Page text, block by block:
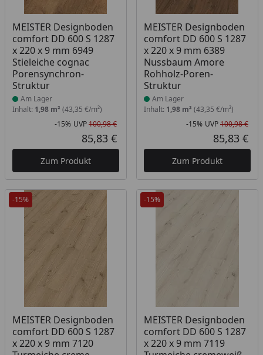
MEISTER Designboden
comfort DD 600 S 1287
x 220 x 9 mm 6949
Stieleiche cognac
Porensynchron-
Struktur
Produkt am Lager
Am Lager
Inhalt: 1,98 m² (43,35 €/m²)
Rabatt in Prozent
-15%
Ursprünglicher Preis
UVP100,98 €
Aktueller Preis
85,83 €
Zum Produkt
MEISTER Designboden
comfort DD 600 S 1287
x 220 x 9 mm 6389
Nussbaum Amore
Rohholz-Poren-
Struktur
Produkt am Lager
Am Lager
Inhalt: 1,98 m² (43,35 €/m²)
-15% UVP100,98 €
85,83 €
Zum Produkt
-15%
MEISTER Designboden
comfort DD 600 S 1287
x 220 x 9 mm 7120
Produkt am Lager
-15%
MEISTER Designboden
comfort DD 600 S 1287
x 220 x 9 mm 7119
Produkt am Lager